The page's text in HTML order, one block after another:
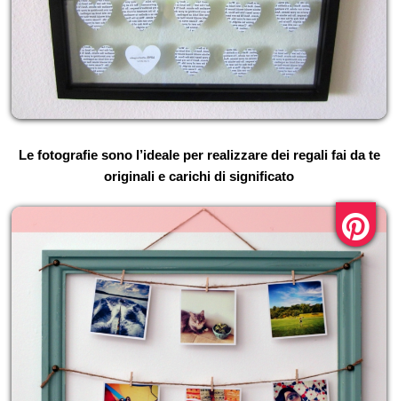
Le fotografie sono l’ideale per realizzare dei regali fai da te
originali e carichi di significato